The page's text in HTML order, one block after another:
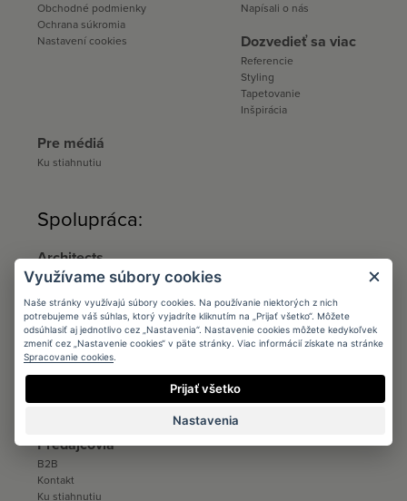
Obchodné podmienky
Ochrana súkromia
Nastavení cookies
Napísali o nás
Dozvedieť sa viac
Referencie
Styling
Tapetovanie
Inšpirácia
Pre médiá
Ku stiahnutiu
Spolupráca:
Architects
Podmienky
Katalógy a vzorkovníky
Ku stiahnutiu
Distribúcia
Distribúcia
Predajcovia
B2B
Kontakt
Ku stiahnutiu
Využívame súbory cookies
Naše stránky využívajú súbory cookies. Na používanie niektorých z nich
potrebujeme váš súhlas, ktorý vyjadríte kliknutím na „Prijať všetko“. Môžete
odsúhlasiť aj jednotlivo cez „Nastavenia“. Nastavenie cookies môžete kedykoľvek
zmeniť cez „Nastavenie cookies“ v päte stránky. Viac informácií získate na stránke
Spracovanie cookies
Prijať všetko
Nastavenia